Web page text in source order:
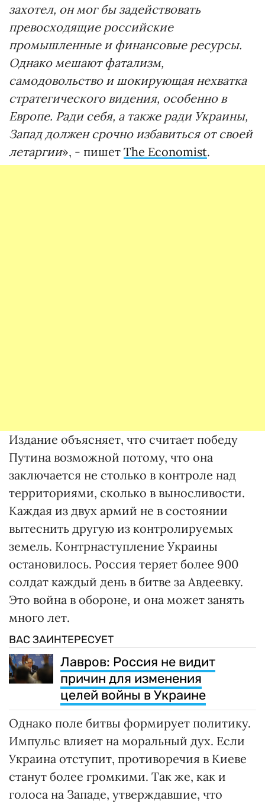
захотел, он мог бы задействовать
превосходящие российские
промышленные и финансовые ресурсы.
Однако мешают фатализм,
самодовольство и шокирующая нехватка
стратегического видения, особенно в
Европе. Ради себя, а также ради Украины,
Запад должен срочно избавиться от своей
летаргии», - пишет The Economist.
Издание объясняет, что считает победу
Путина возможной потому, что она
заключается не столько в контроле над
территориями, сколько в выносливости.
Каждая из двух армий не в состоянии
вытеснить другую из контролируемых
земель. Контрнаступление Украины
остановилось. Россия теряет более 900
солдат каждый день в битве за Авдеевку.
Это война в обороне, и она может занять
много лет.
ВАС ЗАИНТЕРЕСУЕТ
Лавров: Россия не видит
причин для изменения
целей войны в Украине
Однако поле битвы формирует политику.
Импульс влияет на моральный дух. Если
Украина отступит, противоречия в Киеве
станут более громкими. Так же, как и
голоса на Западе, утверждавшие, что